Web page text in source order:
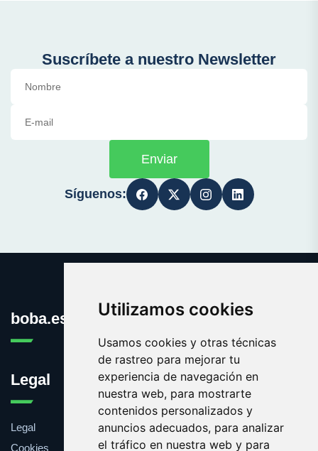
Utilizamos cookies
Usamos cookies y otras técnicas
de rastreo para mejorar tu
experiencia de navegación en
nuestra web, para mostrarte
contenidos personalizados y
anuncios adecuados, para analizar
el tráfico en nuestra web y para
Suscríbete a nuestro Newsletter
Enviar
Síguenos:
boba.es
Legal
Legal
Cookies